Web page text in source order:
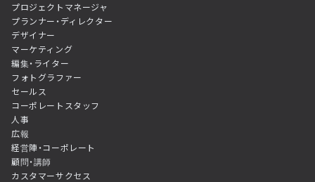
プロジェクトマネージャ
プランナー・ディレクター
デザイナー
マーケティング
編集・ライター
フォトグラファー
セールス
コーポレートスタッフ
人事
広報
経営陣・コーポレート
顧問・講師
カスタマーサクセス